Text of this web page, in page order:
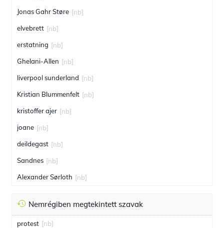
Jonas Gahr Støre [nb]
elvebrett [nb]
erstatning [nb]
Ghelani-Allen [nb]
liverpool sunderland [nb]
Kristian Blummenfelt [nb]
kristoffer ajer [nb]
joane [nb]
deildegast [nb]
Sandnes [nb]
Alexander Sørloth [nb]
Nemrégiben megtekintett szavak
protest [nb]